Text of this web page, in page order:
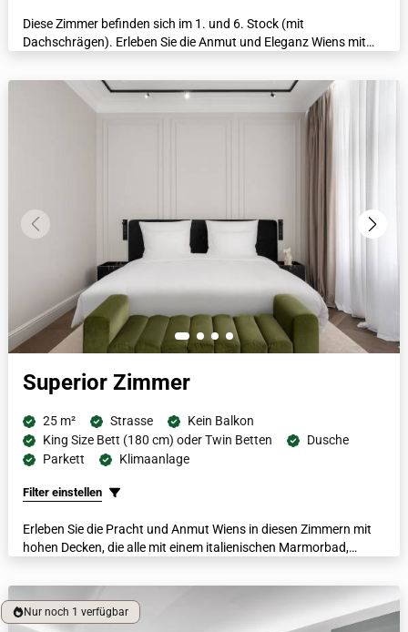
Diese Zimmer befinden sich im 1. und 6. Stock (mit
Dachschrägen). Erleben Sie die Anmut und Eleganz Wiens mit
Fußbodenheizung und natürlich einer Tee- und Nespresso
Kaffeestation.
Superior Zimmer
25 m² Strasse
Kein Balkon
King Size Bett (180 cm) oder Twin Betten
Dusche
Parkett
Klimaanlage
Filter einstellen
Erleben Sie die Pracht und Anmut Wiens in diesen Zimmern mit
hohen Decken, die alle mit einem italienischen Marmorbad,
Nespresso-Kaffeemaschine ausgestattet sind. Jedes Zimmer
verfügt über einen Blick auf den Innenhof oder eine schicke
Wiener Seitenstraße.
Nur noch 1 verfügbar